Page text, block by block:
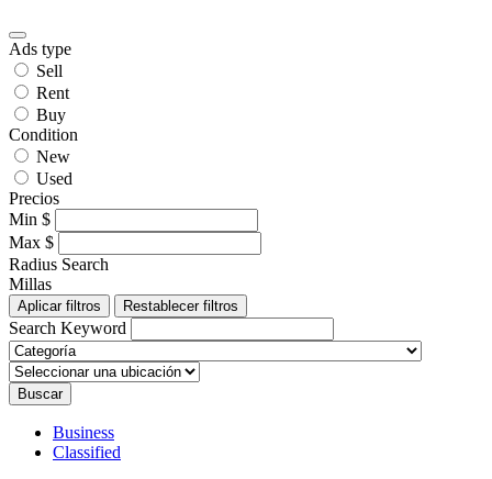
Ads type
Sell
Rent
Buy
Condition
New
Used
Precios
Min $
Max $
Radius Search
Millas
Aplicar filtros Restablecer filtros
Search Keyword
Buscar
Business
Classified